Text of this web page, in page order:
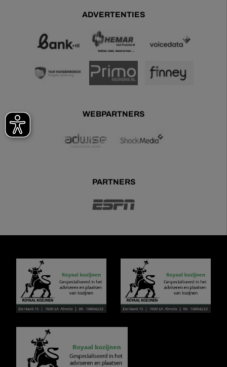
ADVERTENTIES
WEBPARTNERS
PARTNERS